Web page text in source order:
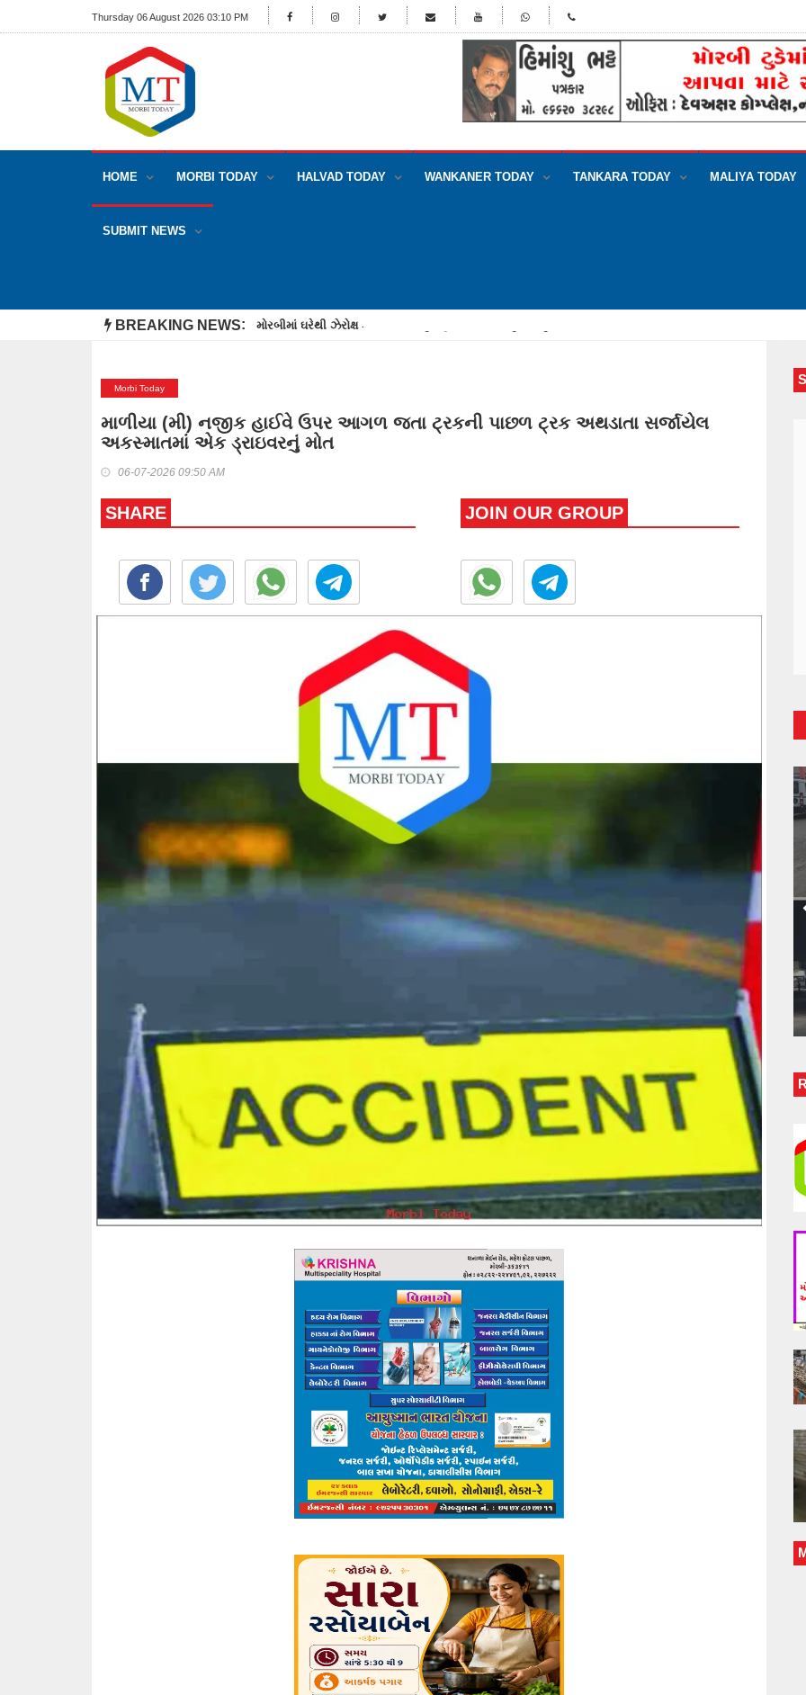
Thursday 06 August 2026 03:10 PM
HOME MORBI TODAY HALVAD TODAY WANKANER TODAY TANKARA TODAY MALIYA TODAY
SUBMIT NEWS
BREAKING NEWS મોરબીમાં ઘરેથી ઝેરોક્ષ કરાવવા જવાનું કહીને નિકળેલ યુવતી ગુમ
Morbi Today
માળીયા (મી) નજીક હાઈવે ઉપર આગળ જતા ટ્રકની પાછળ ટ્રક અથડાતા સર્જાયેલ
અકસ્માતમાં એક ડ્રાઇવરનું મોત
06-07-2026 09:50 AM
SHARE JOIN OUR GROUP